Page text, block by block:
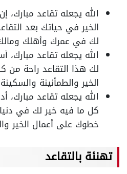
الله يجعله تقاعد
الخير في حياتك بعد
لك في عمرك وأهلك
الله يجعله تقاعد مبارك،
لك هذا التقاعد راحة
الخير والطمأنينة
الله يجعله تقاعد مبارك،
كل ما فيه خير لك في
خطوك على أعمال الخير
تهنئة بالتقاعد